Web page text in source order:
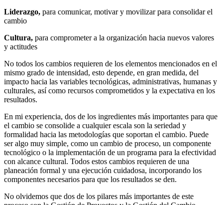
Liderazgo, para comunicar, motivar y movilizar para consolidar el
cambio
Cultura, para comprometer a la organización hacia nuevos valores
y actitudes
No todos los cambios requieren de los elementos mencionados en el
mismo grado de intensidad, esto depende, en gran medida, del
impacto hacia las variables tecnológicas, administrativas, humanas y
culturales, así como recursos comprometidos y la expectativa en los
resultados.
En mi experiencia, dos de los ingredientes más importantes para que
el cambio se consolide a cualquier escala son la seriedad y
formalidad hacia las metodologías que soportan el cambio. Puede
ser algo muy simple, como un cambio de proceso, un componente
tecnológico o la implementación de un programa para la efectividad
con alcance cultural. Todos estos cambios requieren de una
planeación formal y una ejecución cuidadosa, incorporando los
componentes necesarios para que los resultados se den.
No olvidemos que dos de los pilares más importantes de este